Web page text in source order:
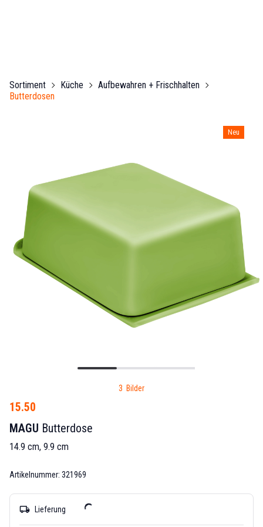
Sortiment Küche
Aufbewahren + Frischhalten
Butterdosen
Neu
3 Bilder
15.50
MAGU Butterdose
14.9 cm, 9.9 cm
Artikelnummer: 321969
local_shipping Lieferung